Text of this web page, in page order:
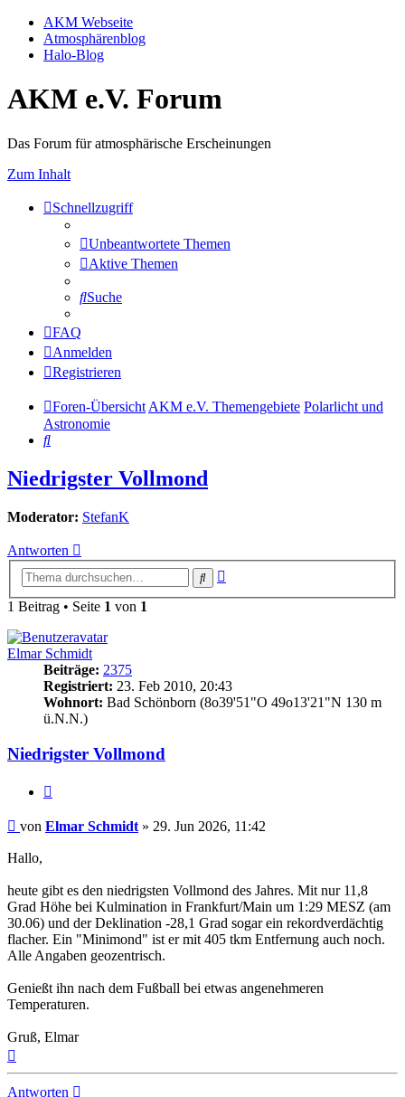
AKM Webseite
Atmosphärenblog
Halo-Blog
AKM e.V. Forum
Das Forum für atmosphärische Erscheinungen
Zum Inhalt
Schnellzugriff
Unbeantwortete Themen
Aktive Themen
Suche
FAQ
Anmelden
Registrieren
Foren-Übersicht AKM e.V. Themengebiete Polarlicht und
Astronomie
Suche
Niedrigster Vollmond
Moderator: StefanK
Antworten
Suche
1 Beitrag • Seite 1 von 1
Elmar Schmidt
Beiträge: 2375
Registriert: 23. Feb 2010, 20:43
Wohnort: Bad Schönborn (8o39'51"O 49o13'21"N 130 m
ü.N.N.)
Niedrigster Vollmond
Beitrag
von Elmar Schmidt » 29. Jun 2026, 11:42
Hallo,
heute gibt es den niedrigsten Vollmond des Jahres. Mit nur 11,8
Grad Höhe bei Kulmination in Frankfurt/Main um 1:29 MESZ (am
30.06) und der Deklination -28,1 Grad sogar ein rekordverdächtig
flacher. Ein "Minimond" ist er mit 405 tkm Entfernung auch noch.
Alle Angaben geozentrisch.
Genießt ihn nach dem Fußball bei etwas angenehmeren
Temperaturen.
Gruß, Elmar
Antworten